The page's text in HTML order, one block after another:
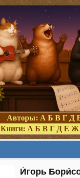
Авторы: А Б В Г Д
Книги: А Б В Г Д Е Ж
И́горь